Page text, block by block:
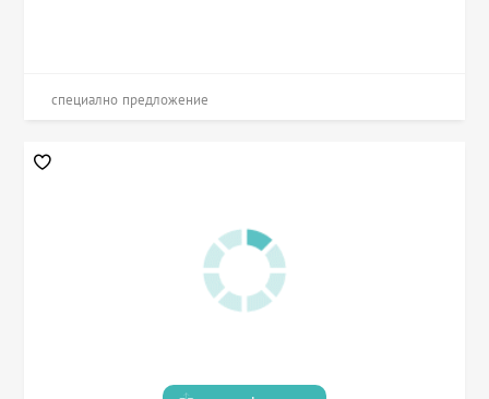
специално предложение